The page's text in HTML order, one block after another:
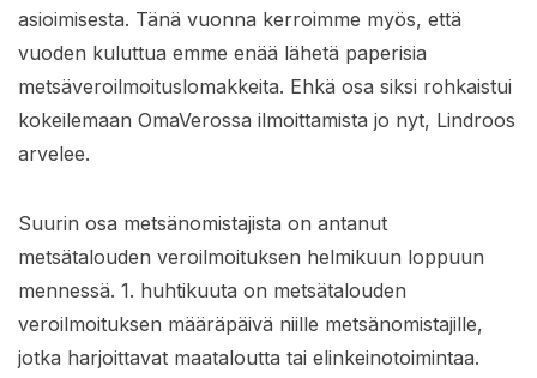
asioimisesta. Tänä vuonna kerroimme myös, että
vuoden kuluttua emme enää lähetä paperisia
metsäveroilmoituslomakkeita. Ehkä osa siksi rohkaistui
kokeilemaan OmaVerossa ilmoittamista jo nyt, Lindroos
arvelee.
Suurin osa metsänomistajista on antanut
metsätalouden veroilmoituksen helmikuun loppuun
mennessä. 1. huhtikuuta on metsätalouden
veroilmoituksen määräpäivä niille metsänomistajille,
jotka harjoittavat maataloutta tai elinkeinotoimintaa.